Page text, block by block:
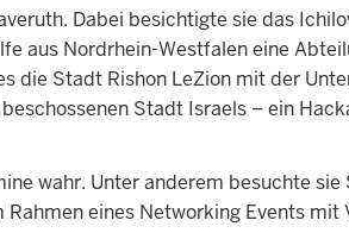
Dabei besichtigte sie das
aus Nordrhein-Westfalen eine
die Stadt Rishon LeZion mit der
Stadt Israels – ein
wahr. Unter anderem besuchte
eines Networking Events